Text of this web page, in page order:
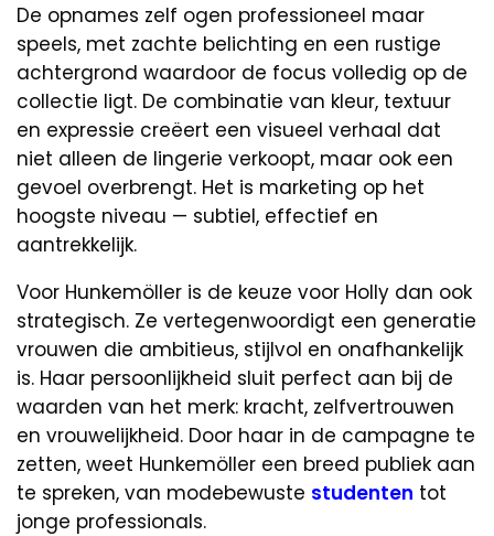
De opnames zelf ogen professioneel maar
speels, met zachte belichting en een rustige
achtergrond waardoor de focus volledig op de
collectie ligt. De combinatie van kleur, textuur
en expressie creëert een visueel verhaal dat
niet alleen de lingerie verkoopt, maar ook een
gevoel overbrengt. Het is marketing op het
hoogste niveau — subtiel, effectief en
aantrekkelijk.
Voor Hunkemöller is de keuze voor Holly dan ook
strategisch. Ze vertegenwoordigt een generatie
vrouwen die ambitieus, stijlvol en onafhankelijk
is. Haar persoonlijkheid sluit perfect aan bij de
waarden van het merk: kracht, zelfvertrouwen
en vrouwelijkheid. Door haar in de campagne te
zetten, weet Hunkemöller een breed publiek aan
te spreken, van modebewuste studenten tot
jonge professionals.